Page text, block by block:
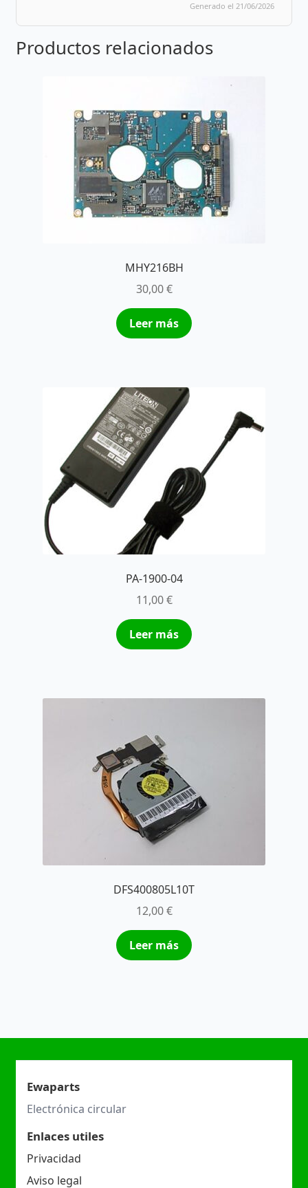
Generado el 21/06/2026
Productos relacionados
MHY216BH
30,00€
Leer más
PA-1900-04
11,00€
Leer más
DFS400805L10T
12,00€
Leer más
Ewaparts
Electrónica circular
Enlaces utiles
Privacidad
Aviso legal